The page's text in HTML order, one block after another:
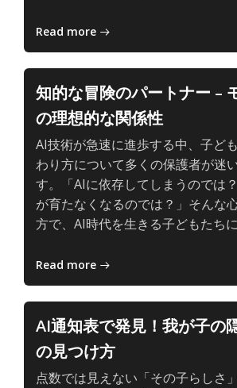
Read more
知的な冒険のパートナー –
の理想的な関係性
AI技術が急速に進歩する中、子ど
わり方について多くの保護者が迷
す。「AIに依存してしまうのでは
が育たなくなるのでは？」そんな
方で、AI時代を生きる子どもたち
Read more
AI通知表で発見！我が子の
の見つけ方
点数では見えない「その子らしさ